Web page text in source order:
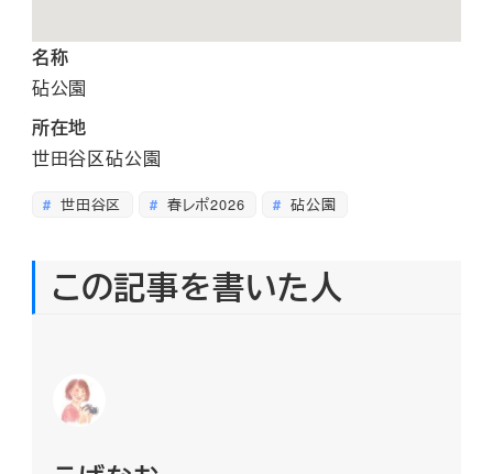
名称
砧公園
所在地
世田谷区砧公園
世田谷区 春レポ2026 砧公園
この記事を書いた人